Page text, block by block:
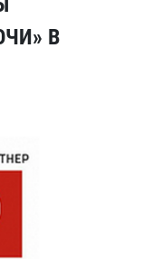
В